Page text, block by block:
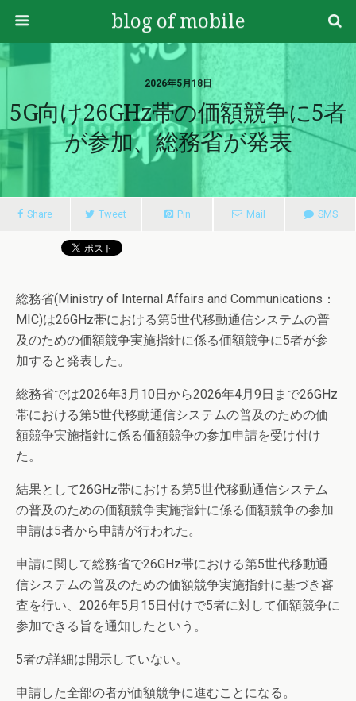
blog of mobile
2026年5月18日
5G向け26GHz帯の価額競争に5者
が参加、総務省が発表
Share Tweet Pin Mail SMS
総務省(Ministry of Internal Affairs and Communications：
MIC)は26GHz帯における第5世代移動通信システムの普
及のための価額競争実施指針に係る価額競争に5者が参
加すると発表した。
総務省では2026年3月10日から2026年4月9日まで26GHz
帯における第5世代移動通信システムの普及のための価
額競争実施指針に係る価額競争の参加申請を受け付け
た。
結果として26GHz帯における第5世代移動通信システム
の普及のための価額競争実施指針に係る価額競争の参加
申請は5者から申請が行われた。
申請に関して総務省で26GHz帯における第5世代移動通
信システムの普及のための価額競争実施指針に基づき審
査を行い、2026年5月15日付けで5者に対して価額競争に
参加できる旨を通知したという。
5者の詳細は開示していない。
申請した全部の者が価額競争に進むことになる。